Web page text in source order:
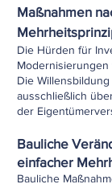
Maßnahmen
Die Hürden für
Die
ausschließlich
der
Bauliche
einfacher
Bauliche